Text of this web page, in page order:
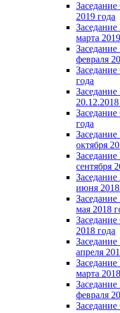
2019 года
марта
февраля
года
20.12.2018
года
октября
сентября
июня 2018
мая 2018
2018 года
апреля
марта
февраля